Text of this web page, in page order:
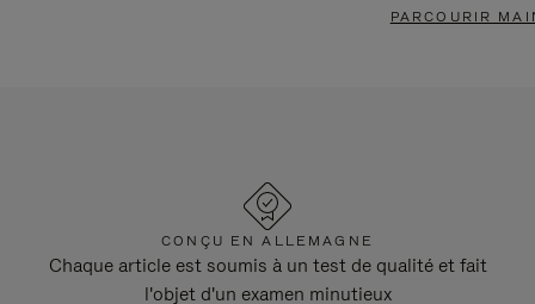
PARCOURIR
CONÇU EN ALLEMAGNE
Chaque article est soumis à un test de qualité et fait
l'objet d'un examen minutieux